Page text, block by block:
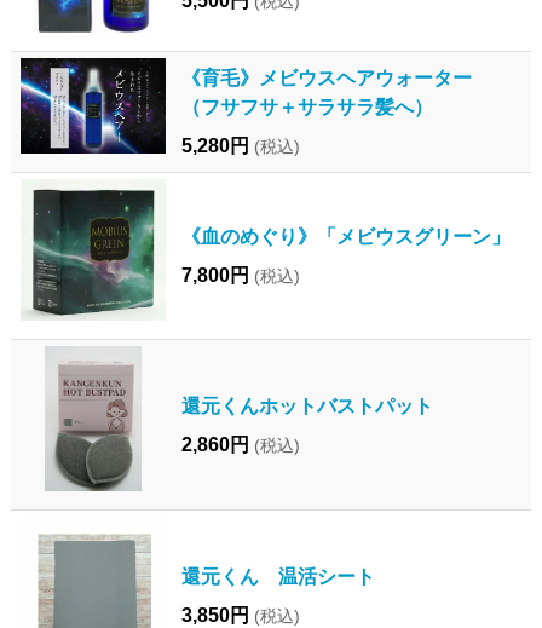
《育毛》メビウスヘアウォーター
（フサフサ＋サラサラ髪へ）
5,280円 (税込)
《血のめぐり》「メビウスグリーン」
7,800円 (税込)
還元くんホットバストパット
2,860円 (税込)
還元くん 温活シート
3,850円 (税込)